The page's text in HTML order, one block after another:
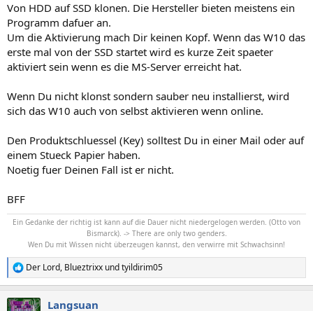
Von HDD auf SSD klonen. Die Hersteller bieten meistens ein
Programm dafuer an.
Um die Aktivierung mach Dir keinen Kopf. Wenn das W10 das
erste mal von der SSD startet wird es kurze Zeit spaeter
aktiviert sein wenn es die MS-Server erreicht hat.
Wenn Du nicht klonst sondern sauber neu installierst, wird
sich das W10 auch von selbst aktivieren wenn online.
Den Produktschluessel (Key) solltest Du in einer Mail oder auf
einem Stueck Papier haben.
Noetig fuer Deinen Fall ist er nicht.
BFF
Ein Gedanke der richtig ist kann auf die Dauer nicht niedergelogen werden. (Otto von
Bismarck). -> There are only two genders.
Wen Du mit Wissen nicht überzeugen kannst, den verwirre mit Schwachsinn!
R
e
k
Der Lord, Blueztrixx undtyildirim05
Langsuan